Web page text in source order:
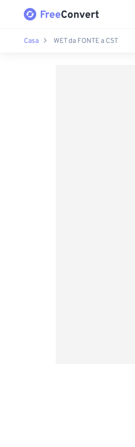
Casa WET da FONTE a CST